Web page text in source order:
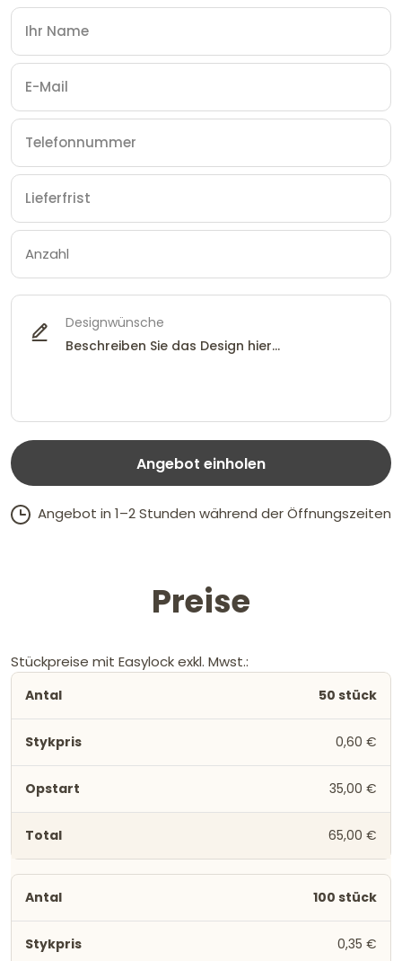
Designwünsche
Angebot einholen
Angebot in 1–2 Stunden während der Öffnungszeiten
Preise
Stückpreise mit Easylock exkl. Mwst.:
50 stück
0,60 €
35,00 €
65,00 €
100 stück
0,35 €